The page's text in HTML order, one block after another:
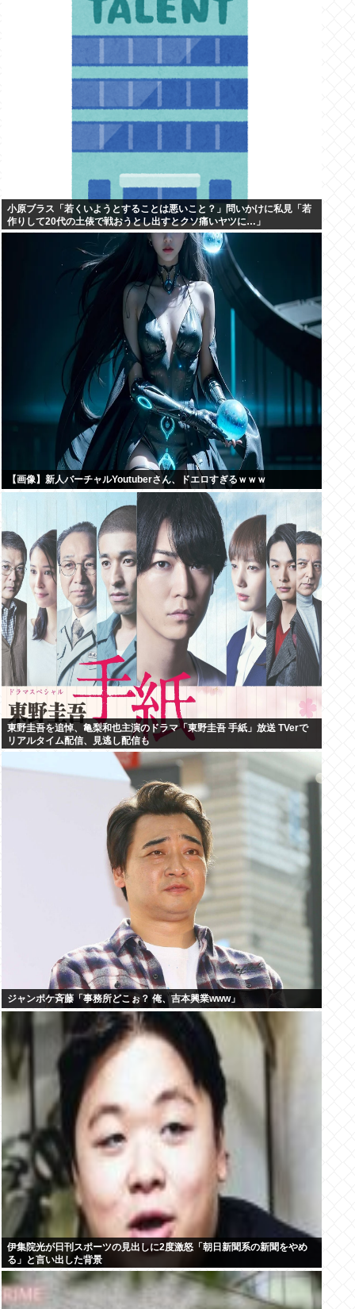
小原ブラス「若くいようとすることは悪いこと？」問いかけに私見「若
作りして20代の土俵で戦おうとし出すとクソ痛いヤツに…」
【画像】新人バーチャルYoutuberさん、ドエロすぎるｗｗｗ
東野圭吾を追悼、亀梨和也主演のドラマ「東野圭吾 手紙」放送 TVerで
リアルタイム配信、見逃し配信も
ジャンポケ斉藤「事務所どこぉ？ 俺、吉本興業www」
伊集院光が日刊スポーツの見出しに2度激怒「朝日新聞系の新聞をやめ
る」と言い出した背景